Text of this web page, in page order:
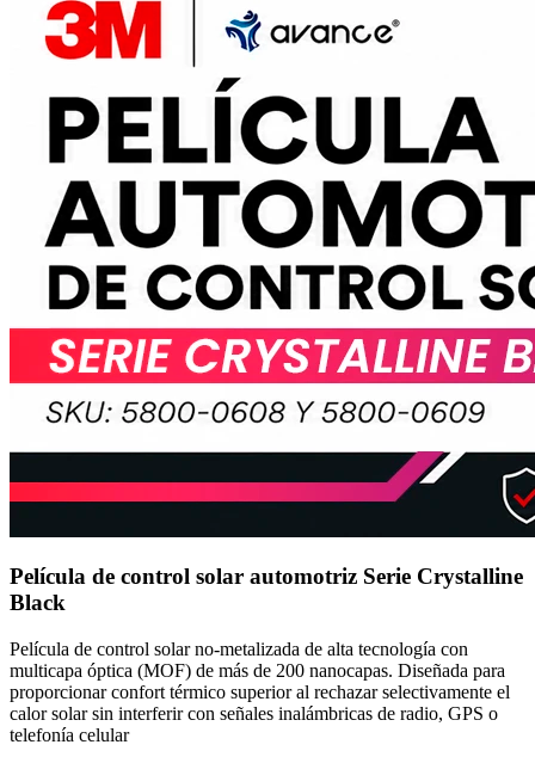
Película de control solar automotriz Serie Crystalline
Black
Película de control solar no-metalizada de alta tecnología con
multicapa óptica (MOF) de más de 200 nanocapas. Diseñada para
proporcionar confort térmico superior al rechazar selectivamente el
calor solar sin interferir con señales inalámbricas de radio, GPS o
telefonía celular